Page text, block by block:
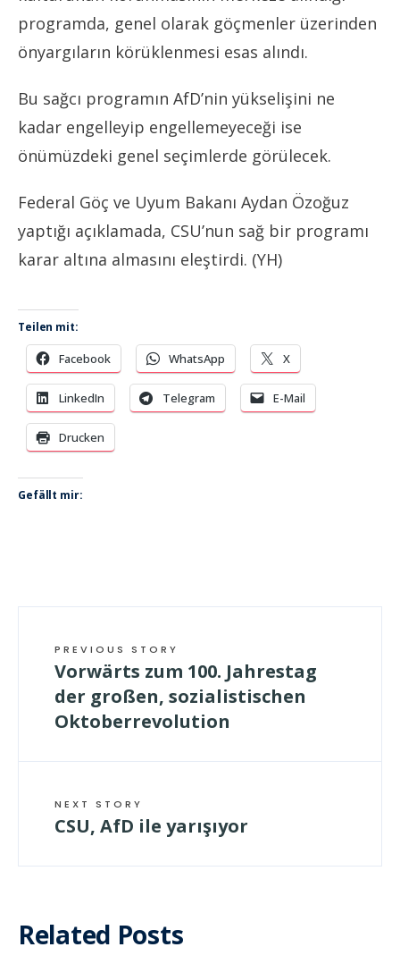
programda, genel olarak göçmenler üzerinden
önyargıların körüklenmesi esas alındı.
Bu sağcı programın AfD’nin yükselişini ne
kadar engelleyip engellemeyeceği ise
önümüzdeki genel seçimlerde görülecek.
Federal Göç ve Uyum Bakanı Aydan Özoğuz
yaptığı açıklamada, CSU’nun sağ bir programı
karar altına almasını eleştirdi. (YH)
Teilen mit:
Facebook WhatsApp X
LinkedIn Telegram E-Mail
Drucken
Gefällt mir:
PREVIOUS STORY
Vorwärts zum 100. Jahrestag
der großen, sozialistischen
Oktoberrevolution
NEXT STORY
CSU, AfD ile yarışıyor
Related Posts